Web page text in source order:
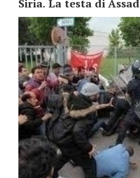
Siria. La testa di Assad